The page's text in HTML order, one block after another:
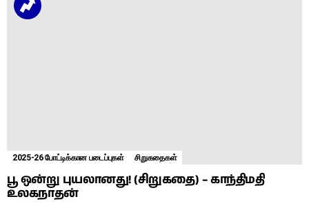
2025-26 போட்டிக்கான படைப்புகள் சிறுகதைகள்
பூ ஒன்று புயலானது! (சிறுகதை) – காந்திமதி
உலகநாதன்